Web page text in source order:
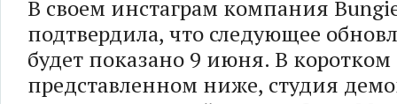
В своем инстаграм компания
подтвердила, что следующее
будет показано 9 июня. В коротком
представленном ниже, студия